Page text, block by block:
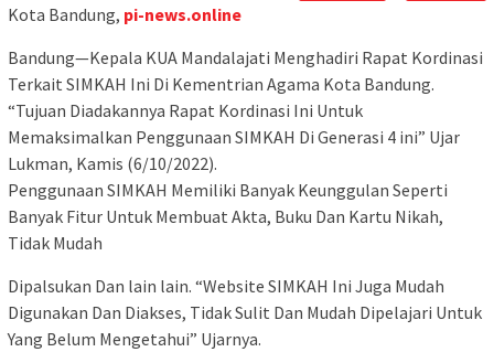
Kota Bandung, pi-news.online
Bandung—Kepala KUA Mandalajati Menghadiri Rapat Kordinasi
Terkait SIMKAH Ini Di Kementrian Agama Kota Bandung.
“Tujuan Diadakannya Rapat Kordinasi Ini Untuk
Memaksimalkan Penggunaan SIMKAH Di Generasi 4 ini” Ujar
Lukman, Kamis (6/10/2022).
Penggunaan SIMKAH Memiliki Banyak Keunggulan Seperti
Banyak Fitur Untuk Membuat Akta, Buku Dan Kartu Nikah,
Tidak Mudah
Dipalsukan Dan lain lain. “Website SIMKAH Ini Juga Mudah
Digunakan Dan Diakses, Tidak Sulit Dan Mudah Dipelajari Untuk
Yang Belum Mengetahui” Ujarnya.